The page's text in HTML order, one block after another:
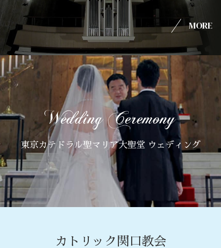
MORE
東京カテドラル聖マリア大聖堂 ウェディング
カトリック関口教会